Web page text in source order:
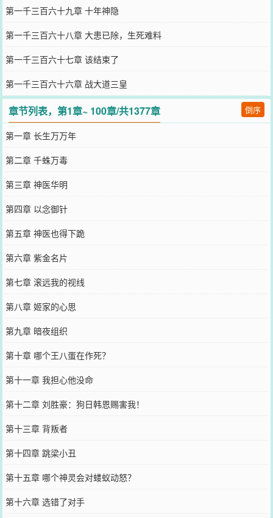
第一千三百六十九章 十年神隐
第一千三百六十八章 大患已除，生死难料
第一千三百六十七章 该结束了
第一千三百六十六章 战大道三皇
章节列表，第1章~ 100章/共1377章 倒序
第一章 长生万万年
第二章 千蛛万毒
第三章 神医华明
第四章 以念御针
第五章 神医也得下跪
第六章 紫金名片
第七章 滚远我的视线
第八章 姬家的心思
第九章 暗夜组织
第十章 哪个王八蛋在作死？
第十一章 我担心他没命
第十二章 刘胜豪：狗日韩恩赐害我！
第十三章 背叛者
第十四章 跳梁小丑
第十五章 哪个神灵会对蝼蚁动怒？
第十六章 选错了对手